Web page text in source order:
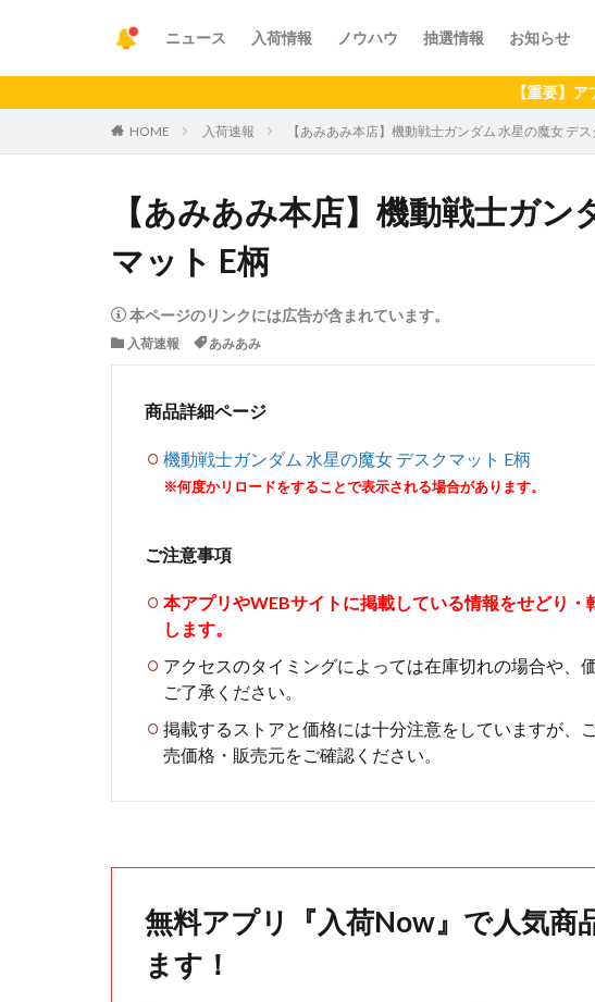
ニュース 入荷情報 ノウハウ 抽選情報 お知らせ
【重要】アプリの最
HOME 入荷速報 【あみあみ本店】機動戦士ガンダム 水星の魔女 デ
【あみあみ本店】機動戦士ガン
マット E柄
本ページのリンクには広告が含まれています。
入荷速報 あみあみ
商品詳細ページ
機動戦士ガンダム 水星の魔女 デスクマット E柄
※何度かリロードをすることで表示される場合があります。
ご注意事項
本アプリやWEBサイトに掲載している情報をせどり
します。
アクセスのタイミングによっては在庫切れの場合や、
ご了承ください。
掲載するストアと価格には十分注意をしていますが、
売価格・販売元をご確認ください。
無料アプリ『入荷Now』で人気商
ます！